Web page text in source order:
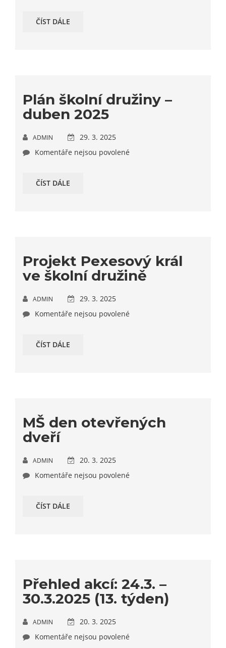
ČÍST DÁLE
Plán školní družiny –
duben 2025
ADMIN
29. 3. 2025
Komentáře nejsou povolené
ČÍST DÁLE
Projekt Pexesový král
ve školní družině
ADMIN
29. 3. 2025
Komentáře nejsou povolené
ČÍST DÁLE
MŠ den otevřených
dveří
ADMIN
20. 3. 2025
Komentáře nejsou povolené
ČÍST DÁLE
Přehled akcí: 24.3. –
30.3.2025 (13. týden)
ADMIN
20. 3. 2025
Komentáře nejsou povolené